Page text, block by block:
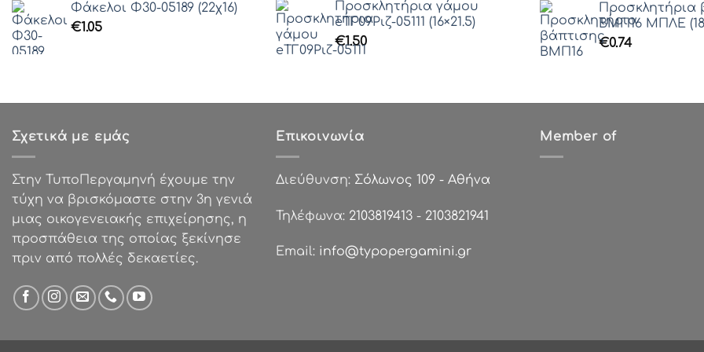
Γραμματοσειρά 41
Γραμματοσειρά 42
Γραμματοσειρά 43
Γραμματοσειρά 46
Γραμματοσειρά 48
Γραμματοσειρά 49
Γραμματοσειρά 50
Γραμματοσειρά 51
Γραμματοσειρά 52
Γραμματοσειρά 53
Γραμματοσειρά 54
Γραμματοσειρά 56
Γραμματοσειρά 58
Φάκελοι Φ30-05189 (22χ16)
€1.05
Προσκλητήρια γάμου
eΤΓ09Ριζ-05111 (16×21.5)
€1.50
Προσκλητήρια
ΒΜΠ16 ΜΠΛΕ
€0.74
Σχετικά με εμάς
Στην ΤυποΠεργαμηνή έχουμε την
τύχη να βρισκόμαστε στην 3η γενιά
μιας οικογενειακής επιχείρησης, η
προσπάθεια της οποίας ξεκίνησε
πριν από πολλές δεκαετίες.
Επικοινωνία
Διεύθυνση: Σόλωνος 109 - Αθήνα
Τηλέφωνα: 2103819413 - 2103821941
Email: info@typopergamini.gr
Member of